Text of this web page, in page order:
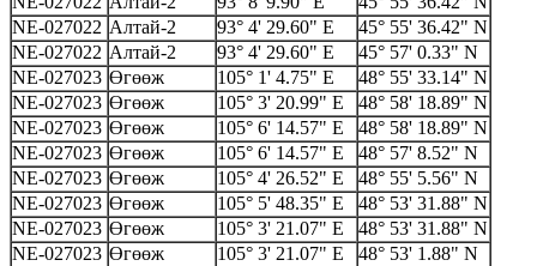
NE-027022 Алтай-2 93° 4' 29.60" E
45° 55' 36.42" N
NE-027022 Алтай-2 93° 4' 29.60" E
45° 57' 0.33" N
NE-027023 Өгөөж 105° 1' 4.75" E
48° 55' 33.14" N
NE-027023 Өгөөж 105° 3' 20.99" E
48° 58' 18.89" N
NE-027023 Өгөөж 105° 6' 14.57" E
48° 58' 18.89" N
NE-027023 Өгөөж 105° 6' 14.57" E
48° 57' 8.52" N
NE-027023 Өгөөж 105° 4' 26.52" E
48° 55' 5.56" N
NE-027023 Өгөөж 105° 5' 48.35" E
48° 53' 31.88" N
NE-027023 Өгөөж 105° 3' 21.07" E
48° 53' 31.88" N
NE-027023 Өгөөж 105° 3' 21.07" E 48° 53' 1.88" N